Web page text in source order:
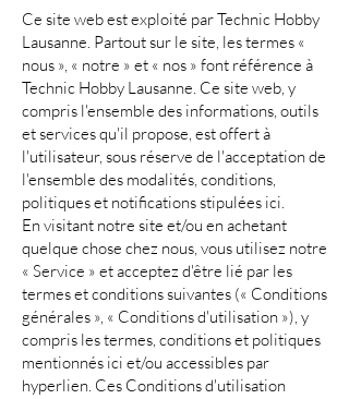
Ce site web est exploité par Technic Hobby
Lausanne. Partout sur le site, les termes «
nous », « notre » et « nos » font référence à
Technic Hobby Lausanne. Ce site web, y
compris l'ensemble des informations, outils
et services qu'il propose, est offert à
l'utilisateur, sous réserve de l'acceptation de
l'ensemble des modalités, conditions,
politiques et notifications stipulées ici.
En visitant notre site et/ou en achetant
quelque chose chez nous, vous utilisez notre
« Service » et acceptez d'être lié par les
termes et conditions suivantes (« Conditions
générales », « Conditions d'utilisation »), y
compris les termes, conditions et politiques
mentionnés ici et/ou accessibles par
hyperlien. Ces Conditions d'utilisation